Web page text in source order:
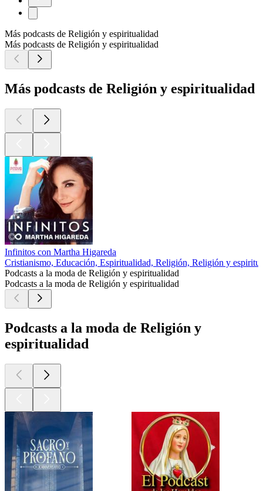
Más podcasts de Religión y espiritualidad
Más podcasts de Religión y espiritualidad
Más podcasts de Religión y espiritualidad
Infinitos con Martha Higareda
Cristianismo, Educación, Espiritualidad, Religión, Religión y
Podcasts a la moda de Religión y espiritualidad
Podcasts a la moda de Religión y espiritualidad
Podcasts a la moda de Religión y
espiritualidad